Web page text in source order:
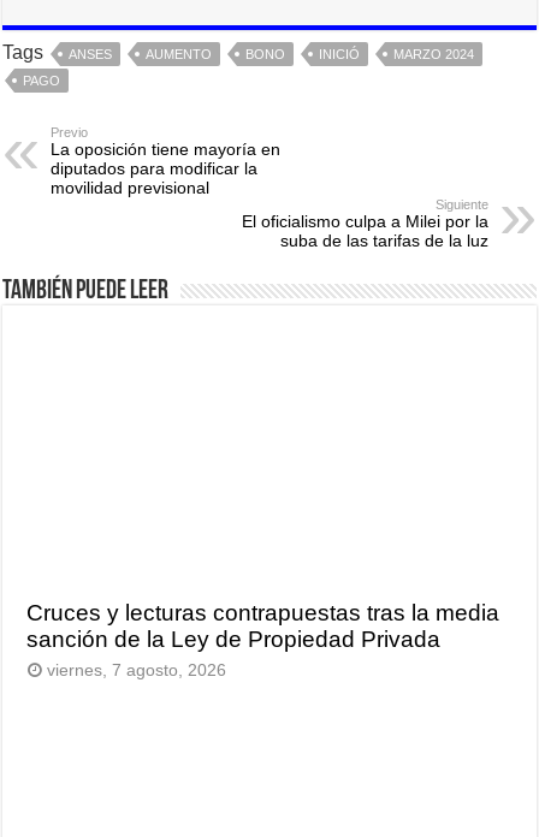
Tags ANSES AUMENTO BONO INICIÓ
MARZO 2024
PAGO
Previo
La oposición tiene mayoría en
diputados para modificar la
movilidad previsional
Siguiente
El oficialismo culpa a Milei por la
suba de las tarifas de la luz
También puede leer
Cruces y lecturas contrapuestas tras la media
sanción de la Ley de Propiedad Privada
viernes, 7 agosto, 2026